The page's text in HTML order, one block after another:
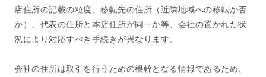
店住所の記載の粒度、移転先の住所（近隣地域への移転か否
か）、代表の住所と本店住所が同一か等、会社の置かれた状
況により対応すべき手続きが異なります。
会社の住所は取引を行うための根幹となる情報であるため、